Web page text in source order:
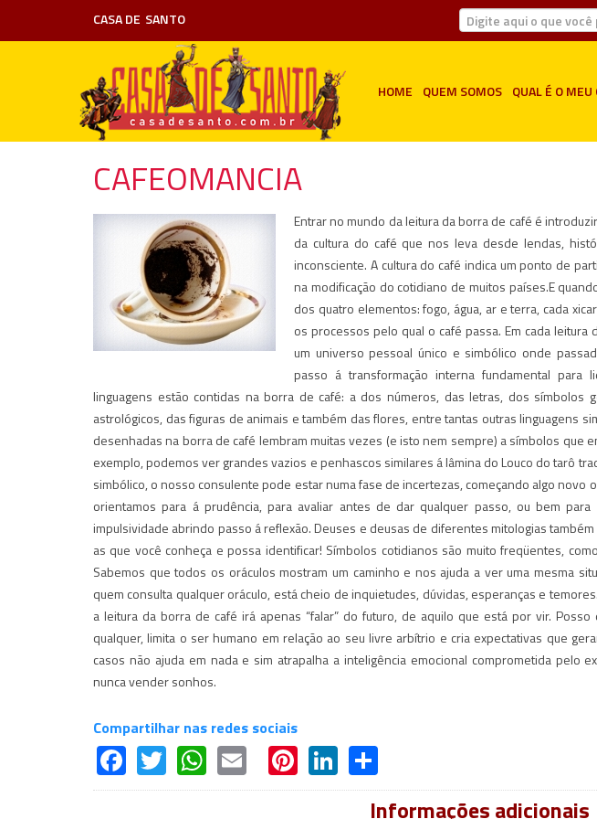
CASA DE SANTO
HOME QUEM SOMOS QUAL É O MEU
CAFEOMANCIA
Entrar no mundo da leitura da borra de café é
da cultura do café que nos leva desde lendas,
inconsciente. A cultura do café indica um ponto de
na modificação do cotidiano de muitos países.E
dos quatro elementos: fogo, água, ar e terra, cada
os processos pelo qual o café passa. Em cada
um universo pessoal único e simbólico onde
passo á transformação interna fundamental
linguagens estão contidas na borra de café: a dos números, das letras, dos símbolos
astrológicos, das figuras de animais e também das flores, entre tantas outras linguagens
desenhadas na borra de café lembram muitas vezes (e isto nem sempre) a símbolos que
exemplo, podemos ver grandes vazios e penhascos similares á lâmina do Louco do tarô
simbólico, o nosso consulente pode estar numa fase de incertezas, começando algo novo
orientamos para á prudência, para avaliar antes de dar qualquer passo, ou bem
impulsividade abrindo passo á reflexão. Deuses e deusas de diferentes mitologias
as que você conheça e possa identificar! Símbolos cotidianos são muito freqüentes,
Sabemos que todos os oráculos mostram um caminho e nos ajuda a ver uma mesma
quem consulta qualquer oráculo, está cheio de inquietudes, dúvidas, esperanças e
a leitura da borra de café irá apenas “falar” do futuro, de aquilo que está por vir.
qualquer, limita o ser humano em relação ao seu livre arbítrio e cria expectativas que
casos não ajuda em nada e sim atrapalha a inteligência emocional comprometida pelo
nunca vender sonhos.
Compartilhar nas redes sociais
Facebook
TwitterWhatsApp
EmailPinterest
LinkedIn
Informações adicionais